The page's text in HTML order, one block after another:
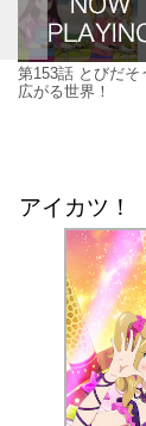
第153話 とびだそ
広がる世界！
アイカツ！